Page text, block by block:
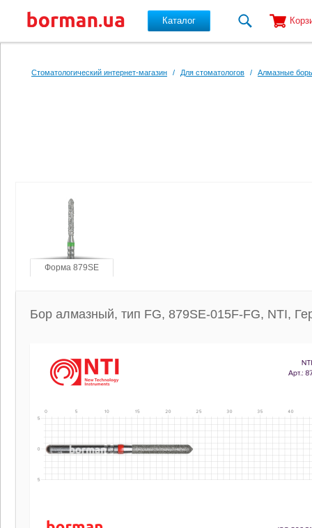
Каталог
Стоматологический интернет-магазин / Для стоматологов / Алмазные
Форма 879SE
Бор алмазный, тип FG, 879SE-015F-FG, NTI,